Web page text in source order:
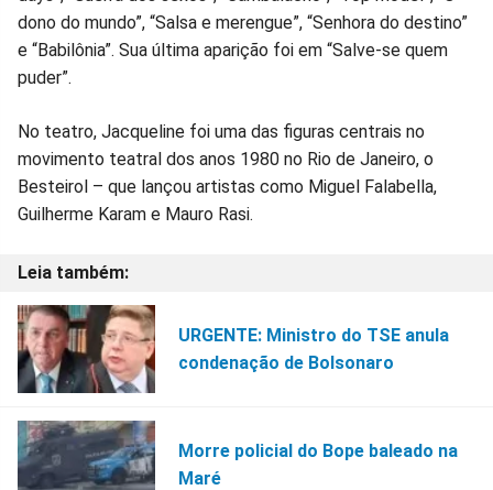
dono do mundo”, “Salsa e merengue”, “Senhora do destino”
e “Babilônia”. Sua última aparição foi em “Salve-se quem
puder”.
No teatro, Jacqueline foi uma das figuras centrais no
movimento teatral dos anos 1980 no Rio de Janeiro, o
Besteirol – que lançou artistas como Miguel Falabella,
Guilherme Karam e Mauro Rasi.
URGENTE: Ministro do TSE anula
condenação de Bolsonaro
Morre policial do Bope baleado na
Maré